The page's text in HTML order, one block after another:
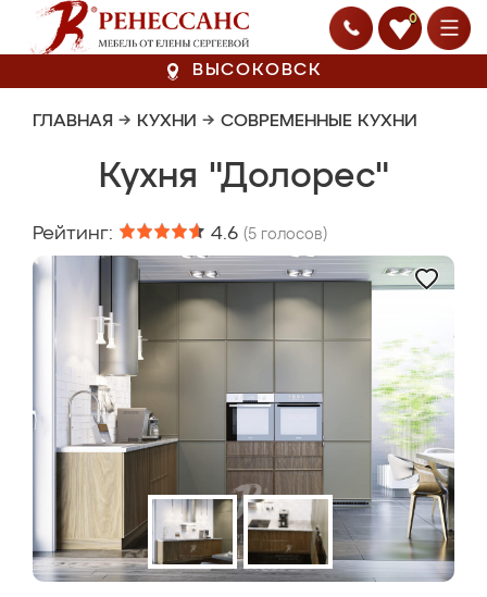
0
ВЫСОКОВСК
ГЛАВНАЯ → КУХНИ → СОВРЕМЕННЫЕ КУХНИ
Кухня "Долорес"
Рейтинг: 4.6 (5 голосов)